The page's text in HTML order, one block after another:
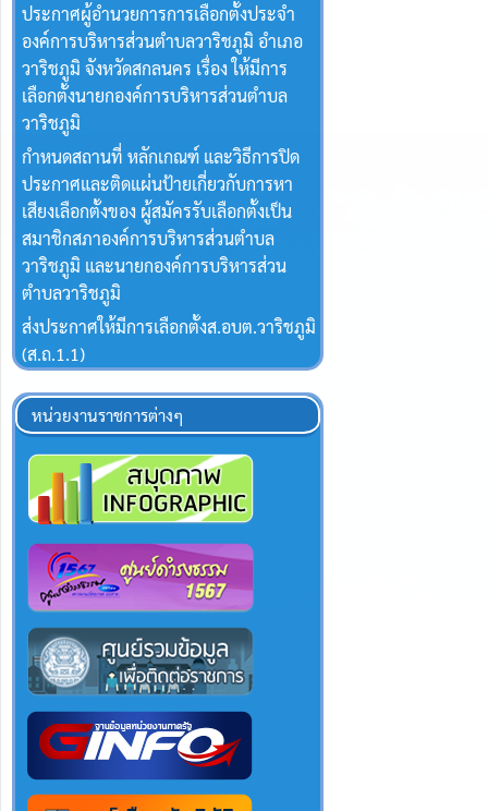
ประกาศผู้อำนวยการการเลือกตั้งประจำ
องค์การบริหารส่วนตำบลวาริชภูมิ อำเภอ
วาริชภูมิ จังหวัดสกลนคร เรื่อง ให้มีการ
เลือกตั้งนายกองค์การบริหารส่วนตำบล
วาริชภูมิ
กำหนดสถานที่ หลักเกณฑ์ และวิธีการปิด
ประกาศและติดแผ่นป้ายเกี่ยวกับการหา
เสียงเลือกตั้งของ ผู้สมัครรับเลือกตั้งเป็น
สมาชิกสภาองค์การบริหารส่วนตำบล
วาริชภูมิ และนายกองค์การบริหารส่วน
ตำบลวาริชภูมิ
ส่งประกาศให้มีการเลือกตั้งส.อบต.วาริชภูมิ
(ส.ถ.1.1)
หน่วยงานราชการต่างๆ